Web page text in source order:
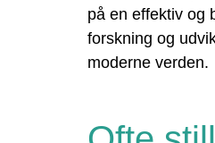
på en effektiv og
forskning og
moderne verden.